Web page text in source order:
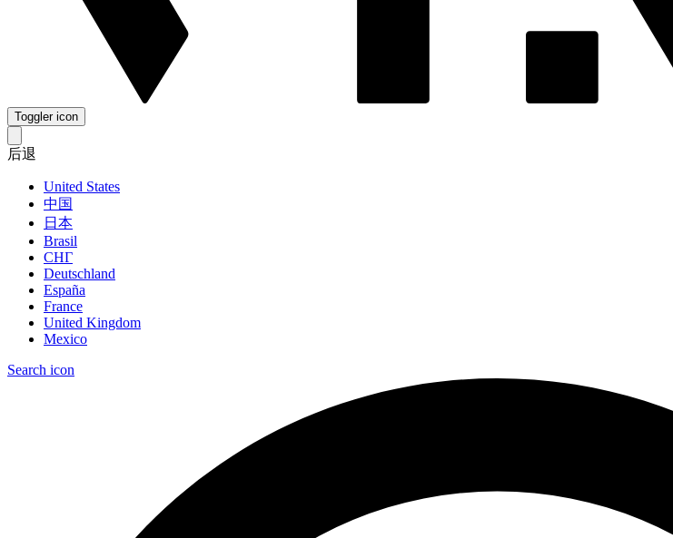
Toggler icon
后退
United States
中国
日本
Brasil
СНГ
Deutschland
España
France
United Kingdom
Mexico
Search icon